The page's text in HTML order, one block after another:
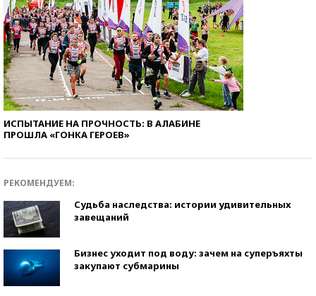
ИСПЫТАНИЕ НА ПРОЧНОСТЬ: В АЛАБИНЕ
ПРОШЛА «ГОНКА ГЕРОЕВ»
РЕКОМЕНДУЕМ:
Судьба наследства: истории удивительных
завещаний
Бизнес уходит под воду: зачем на суперъяхты
закупают субмарины